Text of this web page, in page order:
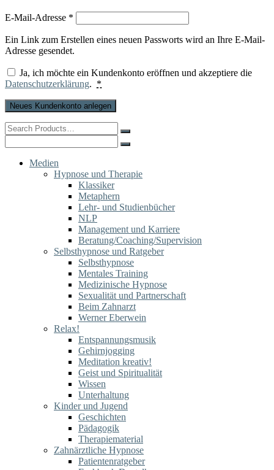
E-Mail-Adresse *
Ein Link zum Erstellen eines neuen Passworts wird an Ihre E-Mail-
Adresse gesendet.
Ja, ich möchte ein Kundenkonto eröffnen und akzeptiere die
Datenschutzerklärung. *
Neues Kundenkonto anlegen
Search
for:
for:
Medien
Hypnose und Therapie
Klassiker
Metaphern
Lehr- und Studienbücher
NLP
Management und Karriere
Beratung/Coaching/Supervision
Selbsthypnose und Ratgeber
Selbsthypnose
Mentales Training
Medizinische Hypnose
Sexualität und Partnerschaft
Beim Zahnarzt
Werner Eberwein
Relax!
Entspannungsmusik
Gehirnjogging
Meditation kreativ!
Geist und Spiritualität
Wissen
Unterhaltung
Kinder und Jugend
Geschichten
Pädagogik
Therapiematerial
Zahnärztliche Hypnose
Patientenratgeber